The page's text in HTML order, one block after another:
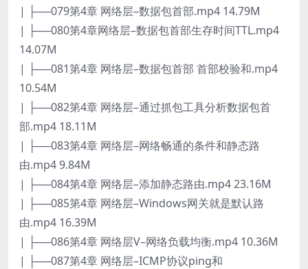
| ├──079第4章 网络层–数据包首部.mp4 14.79M
| ├──080第4章网络层–数据包首部生存时间TTL.mp4
14.07M
| ├──081第4章 网络层–数据包首部 首部校验和.mp4
10.54M
| ├──082第4章 网络层–通过抓包工具分析数据包首
部.mp4 18.11M
| ├──083第4章 网络层–网络畅通的条件和静态路
由.mp4 9.84M
| ├──084第4章 网络层–添加静态路由.mp4 23.16M
| ├──085第4章 网络层–Windows网关就是默认路
由.mp4 16.39M
| ├──086第4章 网络层V–网络负载均衡.mp4 10.36M
| ├──087第4章 网络层–ICMP协议ping和